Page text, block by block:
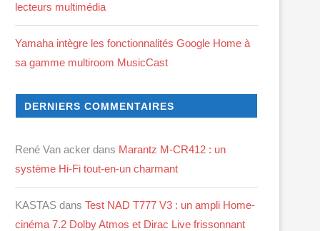
lecteurs multimédia
Yamaha intègre les fonctionnalités Google Home à
sa gamme multiroom MusicCast
DERNIERS COMMENTAIRES
René Van acker dans Marantz M-CR412 : un
système Hi-Fi tout-en-un charmant
KASTAS dans Test NAD T777 V3 : un ampli Home-
cinéma 7.2 Dolby Atmos et Dirac Live frissonnant